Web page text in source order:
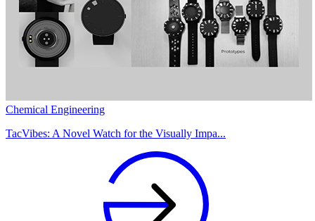
Chemical Engineering
TacVibes: A Novel Watch for the Visually Impa...